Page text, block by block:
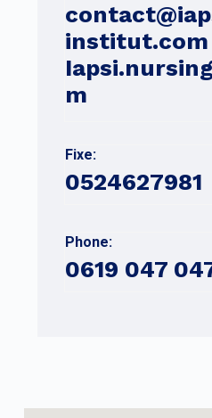
institut.com
m
Fixe:
0524627981
Phone:
0619 047